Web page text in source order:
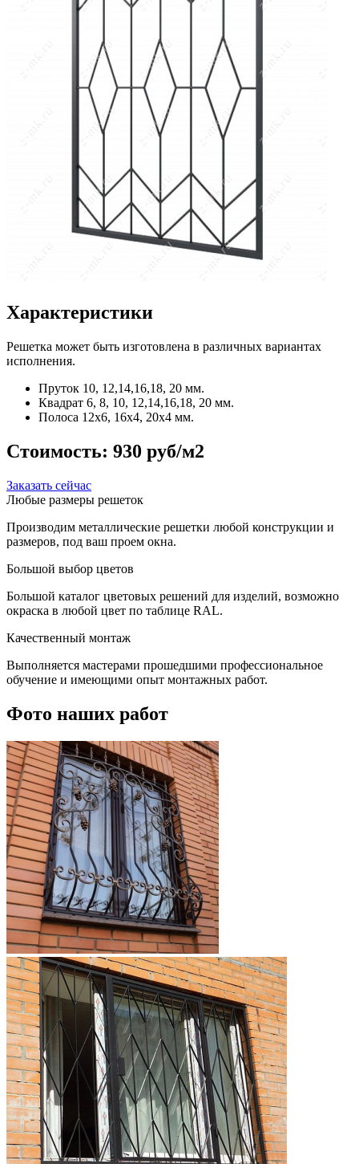
Характеристики
Решетка может быть изготовлена в различных вариантах
исполнения.
Пруток 10, 12,14,16,18, 20 мм.
Квадрат 6, 8, 10, 12,14,16,18, 20 мм.
Полоса 12x6, 16x4, 20x4 мм.
Стоимость: 930 руб/м2
Заказать сейчас
Любые размеры решеток
Производим металлические решетки любой конструкции и
размеров, под ваш проем окна.
Большой выбор цветов
Большой каталог цветовых решений для изделий, возможно
окраска в любой цвет по таблице RAL.
Качественный монтаж
Выполняется мастерами прошедшими профессиональное
обучение и имеющими опыт монтажных работ.
Фото наших работ